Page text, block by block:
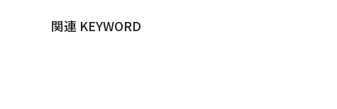
関連 KEYWORD